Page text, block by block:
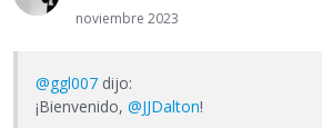
noviembre 2023
@ggl007 dijo:
¡Bienvenido, @JJDalton!